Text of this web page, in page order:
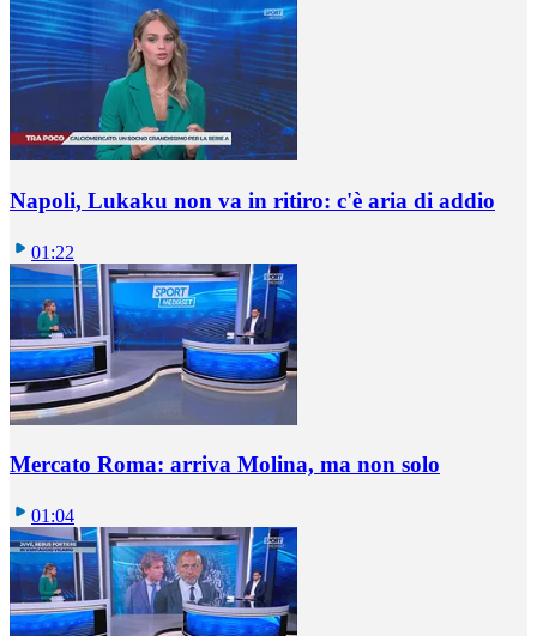
Napoli, Lukaku non va in ritiro: c'è aria di addio
01:22
Mercato Roma: arriva Molina, ma non solo
01:04